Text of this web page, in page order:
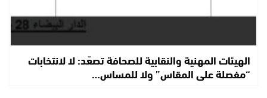
الهيئات المهنية والنقابية للصحافة تصعّد: لا لانتخابات
“مفصلة على المقاس” ولا للمساس…